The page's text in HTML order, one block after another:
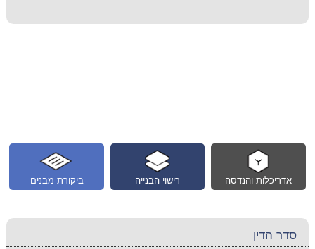
ביקורת מבנים רישוי הבנייה אדריכלות והנדסה
סדר הדין